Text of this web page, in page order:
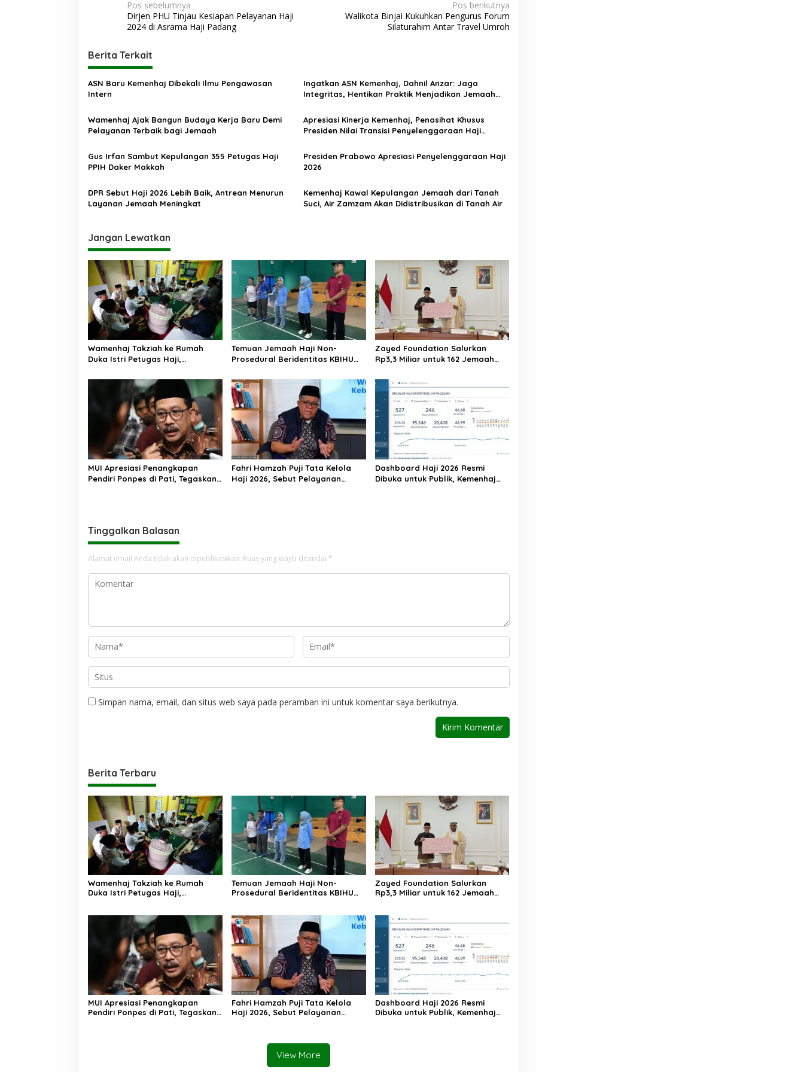
N
a
i
g
a
i
o
s
Pos sebelumnya
Dirjen PHU Tinjau Kesiapan Pelayanan Haji
2024 di Asrama Haji Padang
Pos berikutnya
Walikota Binjai Kukuhkan Pengurus Forum
Silaturahim Antar Travel Umroh
Berita Terkait
ASN Baru Kemenhaj Dibekali Ilmu Pengawasan
Intern
Ingatkan ASN Kemenhaj, Dahnil Anzar: Jaga
Integritas, Hentikan Praktik Menjadikan Jemaah
Wamenhaj Ajak Bangun Budaya Kerja Baru Demi
Pelayanan Terbaik bagi Jemaah
Apresiasi Kinerja Kemenhaj, Penasihat Khusus
Presiden Nilai Transisi Penyelenggaraan Haji
Gus Irfan Sambut Kepulangan 355 Petugas Haji
PPIH Daker Makkah
Presiden Prabowo Apresiasi Penyelenggaraan Haji
2026
DPR Sebut Haji 2026 Lebih Baik, Antrean Menurun
Layanan Jemaah Meningkat
Kemenhaj Kawal Kepulangan Jemaah dari Tanah
Suci, Air Zamzam Akan Didistribusikan di Tanah Air
Jangan Lewatkan
Wamenhaj Takziah ke Rumah
Duka Istri Petugas Haji,
Penghormatan atas Amanah
yang Tetap Ditunaikan
Temuan Jemaah Haji Non-
Prosedural Beridentitas KBIHU
Arahan Pusat
Zayed Foundation Salurkan
Rp3,3 Miliar untuk 162 Jemaah
Sama Haji RI–UEA
MUI Apresiasi Penangkapan
Pendiri Ponpes di Pati, Tegaskan
Fahri Hamzah Puji Tata Kelola
Haji 2026, Sebut Pelayanan
Dashboard Haji 2026 Resmi
Dibuka untuk Publik, Kemenhaj
Tinggalkan Balasan
Alamat email Anda tidak akan dipublikasikan. Ruas yang wajib ditandai *
Simpan nama, email, dan situs web saya pada peramban ini untuk komentar saya berikutnya.
Berita Terbaru
Wamenhaj Takziah ke Rumah
Duka Istri Petugas Haji,
yang Tetap Ditunaikan
Temuan Jemaah Haji Non-
Prosedural Beridentitas KBIHU
Zayed Foundation Salurkan
Rp3,3 Miliar untuk 162 Jemaah
MUI Apresiasi Penangkapan
Pendiri Ponpes di Pati, Tegaskan
Fahri Hamzah Puji Tata Kelola
Haji 2026, Sebut Pelayanan
Dashboard Haji 2026 Resmi
Dibuka untuk Publik, Kemenhaj
View More